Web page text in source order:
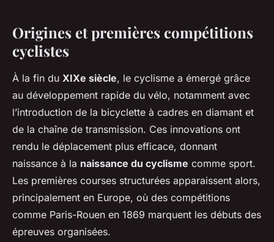
Origines et premières compétitions
cyclistes
À la fin du XIXe siècle, le cyclisme a émergé grâce
au développement rapide du vélo, notamment avec
l’introduction de la bicyclette à cadres en diamant et
de la chaîne de transmission. Ces innovations ont
rendu le déplacement plus efficace, donnant
naissance à la naissance du cyclisme comme sport.
Les premières courses structurées apparaissent alors,
principalement en Europe, où des compétitions
comme Paris-Rouen en 1869 marquent les débuts des
épreuves organisées.